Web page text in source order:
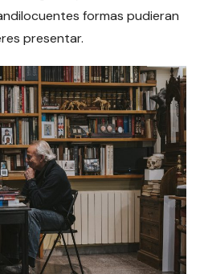
formas pudieran
presentar.